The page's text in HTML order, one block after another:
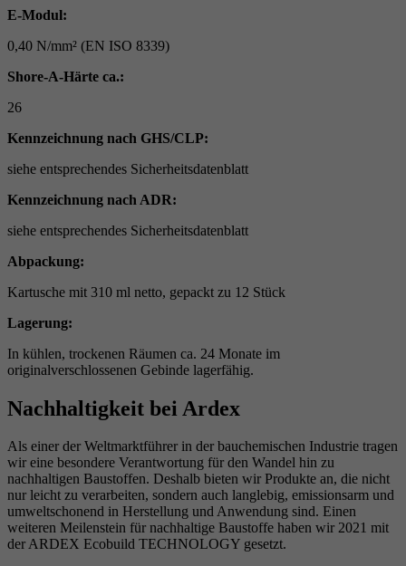
E-Modul:
0,40 N/mm² (EN ISO 8339)
Shore-A-Härte ca.:
26
Kennzeichnung nach GHS/CLP:
siehe entsprechendes Sicherheitsdatenblatt
Kennzeichnung nach ADR:
siehe entsprechendes Sicherheitsdatenblatt
Abpackung:
Kartusche mit 310 ml netto, gepackt zu 12 Stück
Lagerung:
In kühlen, trockenen Räumen ca. 24 Monate im
originalverschlossenen Gebinde lagerfähig.
Nachhaltigkeit bei Ardex
Als einer der Weltmarktführer in der bauchemischen Industrie tragen
wir eine besondere Verantwortung für den Wandel hin zu
nachhaltigen Baustoffen. Deshalb bieten wir Produkte an, die nicht
nur leicht zu verarbeiten, sondern auch langlebig, emissionsarm und
umweltschonend in Herstellung und Anwendung sind. Einen
weiteren Meilenstein für nachhaltige Baustoffe haben wir 2021 mit
der ARDEX Ecobuild TECHNOLOGY gesetzt.